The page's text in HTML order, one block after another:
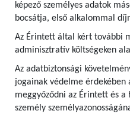
képező személyes adatok
bocsátja, első alkalommal
Az Érintett által kért további
adminisztratív költségeken
Az adatbiztonsági
jogainak védelme érdekében
meggyőződni az Érintett és
személy